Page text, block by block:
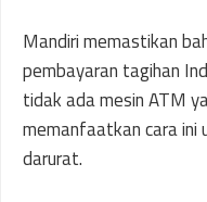
Mandiri memastikan
pembayaran tagihan
tidak ada mesin ATM
memanfaatkan cara ini
darurat.